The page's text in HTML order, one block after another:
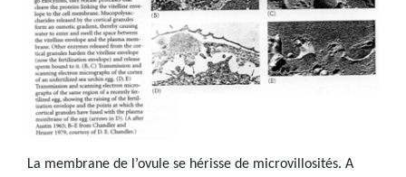
La membrane de l’ovule se hérisse de microvillosités. A